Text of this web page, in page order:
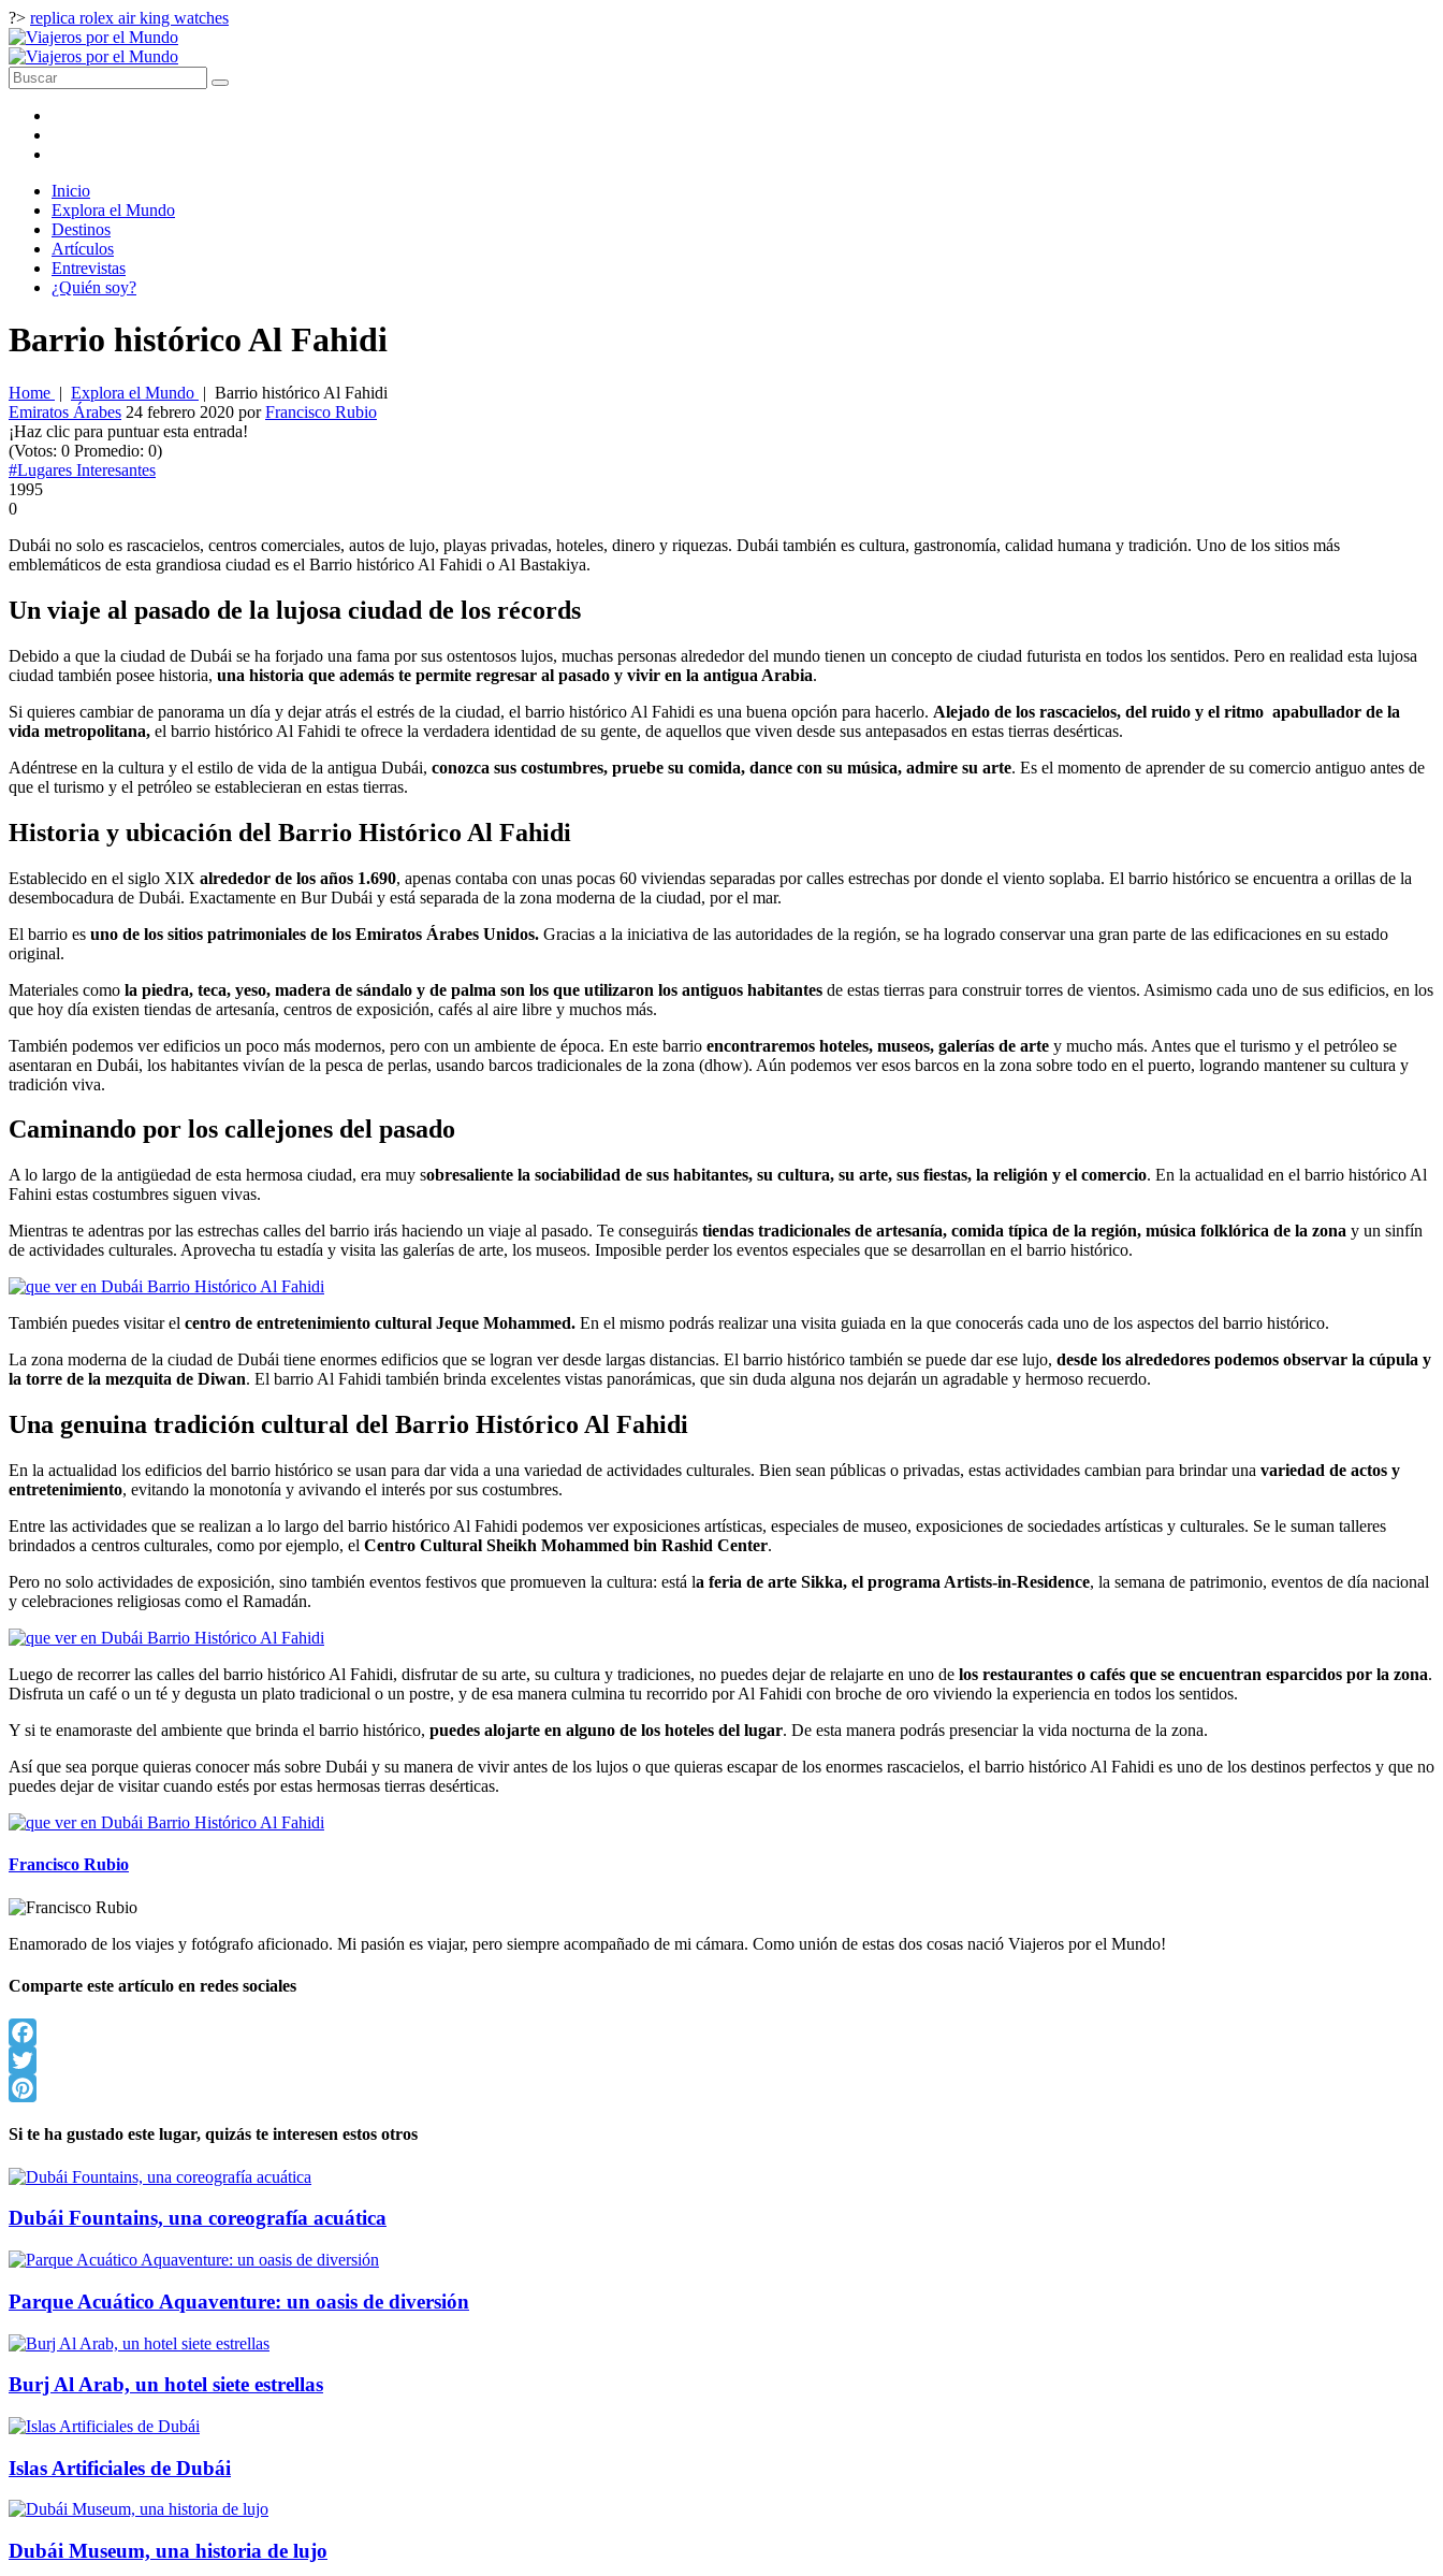
?> replica rolex air king watches
Inicio
Explora el Mundo
Destinos
Artículos
Entrevistas
¿Quién soy?
Barrio histórico Al Fahidi
Home | Explora el Mundo | Barrio histórico Al Fahidi
Emiratos Árabes 24 febrero 2020 porFrancisco Rubio
¡Haz clic para puntuar esta entrada!
(Votos: 0 Promedio: 0)
#Lugares Interesantes
1995
0
Dubái no solo es rascacielos, centros comerciales, autos de lujo, playas privadas, hoteles, dinero y riquezas. Dubái también es cultura, gastronomía, calidad humana y tradición. Uno de los sitios más
emblemáticos de esta grandiosa ciudad es el Barrio histórico Al Fahidi o Al Bastakiya.
Un viaje al pasado de la lujosa ciudad de los récords
Debido a que la ciudad de Dubái se ha forjado una fama por sus ostentosos lujos, muchas personas alrededor del mundo tienen un concepto de ciudad futurista en todos los sentidos. Pero en realidad esta lujosa
ciudad también posee historia, una historia que además te permite regresar al pasado y vivir en la antigua Arabia.
Si quieres cambiar de panorama un día y dejar atrás el estrés de la ciudad, el barrio histórico Al Fahidi es una buena opción para hacerlo. Alejado de los rascacielos, del ruido y el ritmo apabullador de la
vida metropolitana, el barrio histórico Al Fahidi te ofrece la verdadera identidad de su gente, de aquellos que viven desde sus antepasados en estas tierras desérticas.
Adéntrese en la cultura y el estilo de vida de la antigua Dubái, conozca sus costumbres, pruebe su comida, dance con su música, admire su arte. Es el momento de aprender de su comercio antiguo antes de
que el turismo y el petróleo se establecieran en estas tierras.
Historia y ubicación del Barrio Histórico Al Fahidi
Establecido en el siglo XIX alrededor de los años 1.690, apenas contaba con unas pocas 60 viviendas separadas por calles estrechas por donde el viento soplaba. El barrio histórico se encuentra a orillas de la
desembocadura de Dubái. Exactamente en Bur Dubái y está separada de la zona moderna de la ciudad, por el mar.
El barrio es uno de los sitios patrimoniales de los Emiratos Árabes Unidos. Gracias a la iniciativa de las autoridades de la región, se ha logrado conservar una gran parte de las edificaciones en su estado
original.
Materiales como la piedra, teca, yeso, madera de sándalo y de palma son los que utilizaron los antiguos habitantes de estas tierras para construir torres de vientos. Asimismo cada uno de sus edificios, en los
que hoy día existen tiendas de artesanía, centros de exposición, cafés al aire libre y muchos más.
También podemos ver edificios un poco más modernos, pero con un ambiente de época. En este barrio encontraremos hoteles, museos, galerías de arte y mucho más. Antes que el turismo y el petróleo se
asentaran en Dubái, los habitantes vivían de la pesca de perlas, usando barcos tradicionales de la zona (dhow). Aún podemos ver esos barcos en la zona sobre todo en el puerto, logrando mantener su cultura y
tradición viva.
Caminando por los callejones del pasado
A lo largo de la antigüedad de esta hermosa ciudad, era muy sobresaliente la sociabilidad de sus habitantes, su cultura, su arte, sus fiestas, la religión y el comercio. En la actualidad en el barrio histórico Al
Fahini estas costumbres siguen vivas.
Mientras te adentras por las estrechas calles del barrio irás haciendo un viaje al pasado. Te conseguirás tiendas tradicionales de artesanía, comida típica de la región, música folklórica de la zona y un sinfín
de actividades culturales. Aprovecha tu estadía y visita las galerías de arte, los museos. Imposible perder los eventos especiales que se desarrollan en el barrio histórico.
También puedes visitar el centro de entretenimiento cultural Jeque Mohammed. En el mismo podrás realizar una visita guiada en la que conocerás cada uno de los aspectos del barrio histórico.
La zona moderna de la ciudad de Dubái tiene enormes edificios que se logran ver desde largas distancias. El barrio histórico también se puede dar ese lujo, desde los alrededores podemos observar la cúpula y
la torre de la mezquita de Diwan. El barrio Al Fahidi también brinda excelentes vistas panorámicas, que sin duda alguna nos dejarán un agradable y hermoso recuerdo.
Una genuina tradición cultural del Barrio Histórico Al Fahidi
En la actualidad los edificios del barrio histórico se usan para dar vida a una variedad de actividades culturales. Bien sean públicas o privadas, estas actividades cambian para brindar una variedad de actos y
entretenimiento, evitando la monotonía y avivando el interés por sus costumbres.
Entre las actividades que se realizan a lo largo del barrio histórico Al Fahidi podemos ver exposiciones artísticas, especiales de museo, exposiciones de sociedades artísticas y culturales. Se le suman talleres
brindados a centros culturales, como por ejemplo, el Centro Cultural Sheikh Mohammed bin Rashid Center.
Pero no solo actividades de exposición, sino también eventos festivos que promueven la cultura: está la feria de arte Sikka, el programa Artists-in-Residence, la semana de patrimonio, eventos de día nacional
y celebraciones religiosas como el Ramadán.
Luego de recorrer las calles del barrio histórico Al Fahidi, disfrutar de su arte, su cultura y tradiciones, no puedes dejar de relajarte en uno de los restaurantes o cafés que se encuentran esparcidos por la zona.
Disfruta un café o un té y degusta un plato tradicional o un postre, y de esa manera culmina tu recorrido por Al Fahidi con broche de oro viviendo la experiencia en todos los sentidos.
Y si te enamoraste del ambiente que brinda el barrio histórico, puedes alojarte en alguno de los hoteles del lugar. De esta manera podrás presenciar la vida nocturna de la zona.
Así que sea porque quieras conocer más sobre Dubái y su manera de vivir antes de los lujos o que quieras escapar de los enormes rascacielos, el barrio histórico Al Fahidi es uno de los destinos perfectos y que no
puedes dejar de visitar cuando estés por estas hermosas tierras desérticas.
Francisco Rubio
Enamorado de los viajes y fotógrafo aficionado. Mi pasión es viajar, pero siempre acompañado de mi cámara. Como unión de estas dos cosas nació Viajeros por el Mundo!
Comparte este artículo en redes sociales
Facebook
Twitter
Si te ha gustado este lugar, quizás te interesen estos otros
Dubái Fountains, una coreografía acuática
Parque Acuático Aquaventure: un oasis de diversión
Burj Al Arab, un hotel siete estrellas
Islas Artificiales de Dubái
Dubái Museum, una historia de lujo